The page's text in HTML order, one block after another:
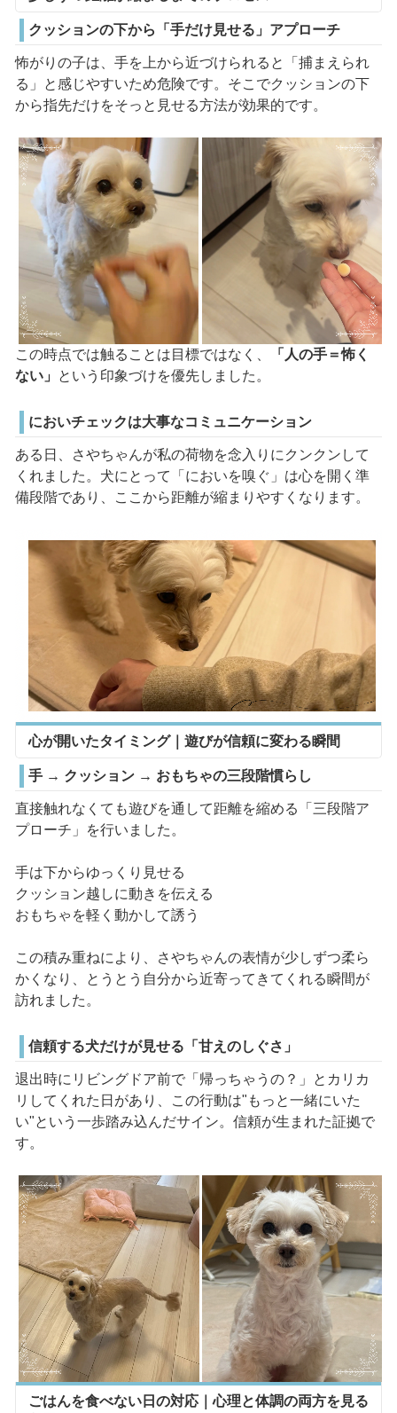
クッションの下から「手だけ見せる」アプローチ
怖がりの子は、手を上から近づけられると「捕まえられ
る」と感じやすいため危険です。そこでクッションの下
から指先だけをそっと見せる方法が効果的です。
この時点では触ることは目標ではなく、
「人の手＝怖く
ない」
という印象づけを優先しました。
においチェックは大事なコミュニケーション
ある日、さやちゃんが私の荷物を念入りにクンクンして
くれました。犬にとって「においを嗅ぐ」は心を開く準
備段階であり、ここから距離が縮まりやすくなります。
心が開いたタイミング｜遊びが信頼に変わる瞬間
手 → クッション → おもちゃの三段階慣らし
直接触れなくても遊びを通して距離を縮める「三段階ア
プローチ」を行いました。
手は下からゆっくり見せる
クッション越しに動きを伝える
おもちゃを軽く動かして誘う
この積み重ねにより、さやちゃんの表情が少しずつ柔ら
かくなり、とうとう自分から近寄ってきてくれる瞬間が
訪れました。
信頼する犬だけが見せる「甘えのしぐさ」
退出時にリビングドア前で「帰っちゃうの？」とカリカ
リしてくれた日があり、この行動は"もっと一緒にいた
い"という一歩踏み込んだサイン。信頼が生まれた証拠で
す。
ごはんを食べない日の対応｜心理と体調の両方を見る